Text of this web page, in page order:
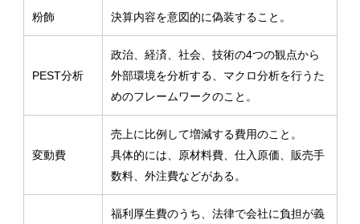
粉飾 決算内容を意図的に偽装すること。
PEST分析
政治、経済、社会、技術の4つの観点から
外部環境を分析する、マクロ分析を行うた
めのフレームワークのこと。
変動費
売上に比例して増減する費用のこと。
具体的には、原材料費、仕入原価、販売手
数料、外注費などがある。
福利厚生費のうち、法律で会社に負担が義